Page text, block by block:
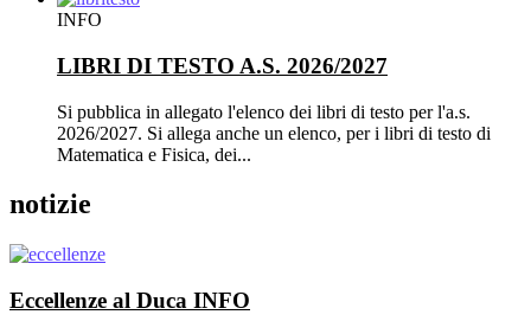
INFO
LIBRI DI TESTO A.S. 2026/2027
Si pubblica in allegato l'elenco dei libri di testo per l'a.s.
2026/2027. Si allega anche un elenco, per i libri di testo di
Matematica e Fisica, dei...
notizie
Eccellenze al Duca INFO